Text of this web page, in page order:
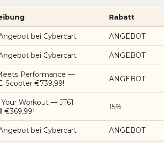
Rabatt
bei Cybercart ANGEBOT
bei Cybercart ANGEBOT
Performance —
€739,99!
ANGEBOT
Workout — JT61
€369,99!
15%
bei Cybercart ANGEBOT